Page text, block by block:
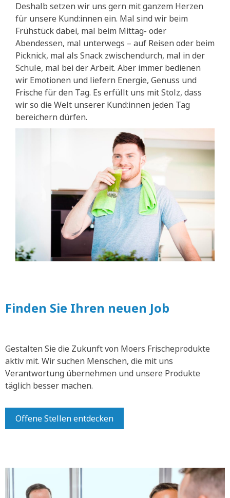
Deshalb setzen wir uns gern mit ganzem Herzen
für unsere Kund:innen ein. Mal sind wir beim
Frühstück dabei, mal beim Mittag- oder
Abendessen, mal unterwegs – auf Reisen oder beim
Picknick, mal als Snack zwischendurch, mal in der
Schule, mal bei der Arbeit. Aber immer bedienen
wir Emotionen und liefern Energie, Genuss und
Frische für den Tag. Es erfüllt uns mit Stolz, dass
wir so die Welt unserer Kund:innen jeden Tag
bereichern dürfen.
Finden Sie Ihren neuen Job
Gestalten Sie die Zukunft von Moers Frischeprodukte
aktiv mit. Wir suchen Menschen, die mit uns
Verantwortung übernehmen und unsere Produkte
täglich besser machen.
Offene Stellen entdecken